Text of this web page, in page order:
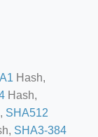
Hash,
Hash,
SHA512
SHA3-384